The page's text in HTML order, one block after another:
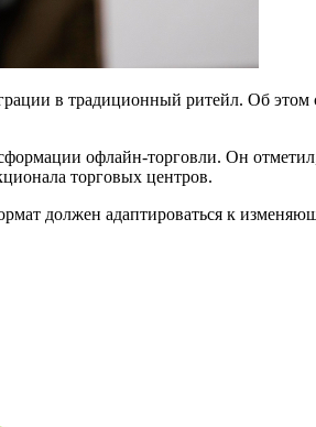
торговых центров.